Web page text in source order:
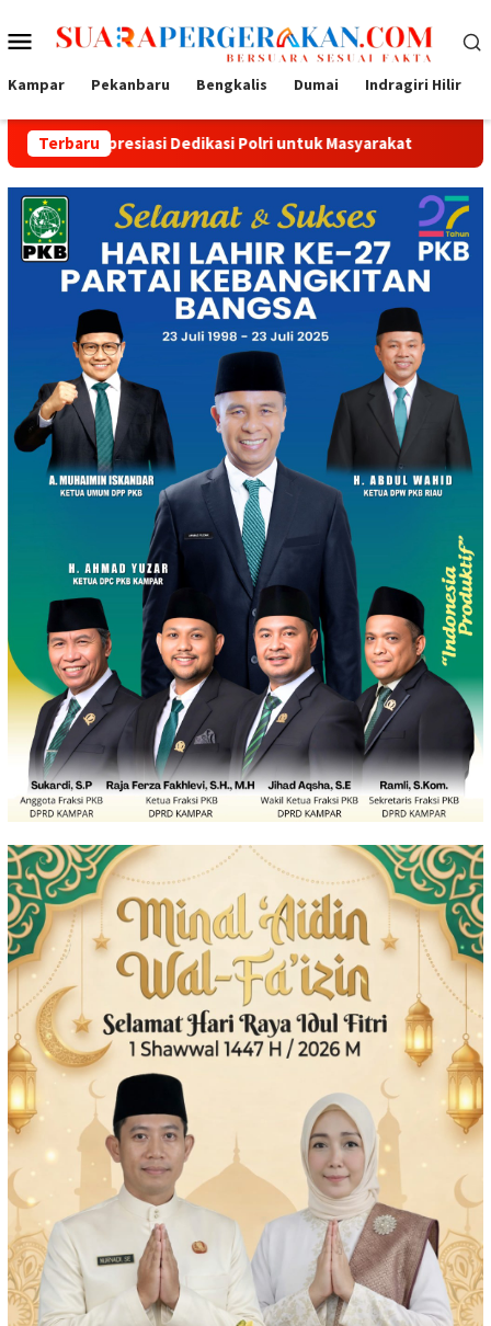
ke
Menu
Mobile
Kampar Pekanbaru Bengkalis Dumai Indragiri Hilir
Terbaru
Dedikasi Polri untuk Masyarakat Tak Sekadar